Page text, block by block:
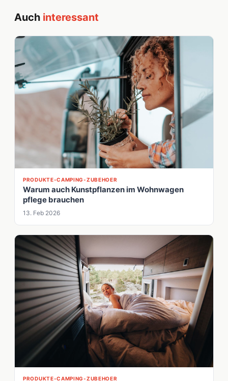
Auch interessant
PRODUKTE-CAMPING-ZUBEHOER
Warum auch Kunstpflanzen im Wohnwagen
pflege brauchen
13. Feb 2026
PRODUKTE-CAMPING-ZUBEHOER